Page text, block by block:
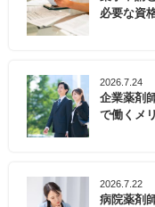
必要な資
2026.7.24
企業薬剤
で働くメ
2026.7.22
病院薬剤